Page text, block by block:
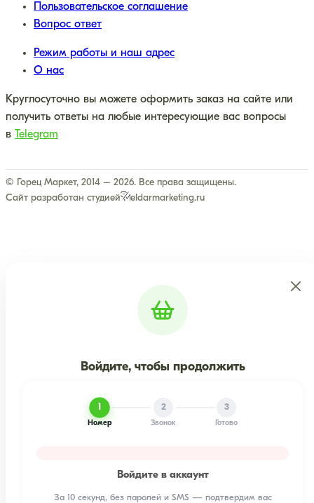
Пользовательское соглашение
Вопрос ответ
Режим работы и наш адрес
О нас
Круглосуточно вы можете оформить заказ на сайте или
получить ответы на любые интересующие вас вопросы
в
Telegram
© Горец Маркет, 2014 – 2026. Все права защищены.
Сайт разработан студией
eldarmarketing.ru
Войдите, чтобы продолжить
1
Номер
2
Звонок
3
Готово
Войдите в аккаунт
За 10 секунд, без паролей и SMS — подтвердим вас